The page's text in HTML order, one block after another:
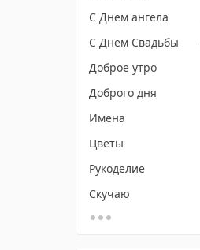
С Днем ангела
С Днем Свадьбы
Доброе утро
Доброго дня
Имена
Цветы
Рукоделие
Скучаю